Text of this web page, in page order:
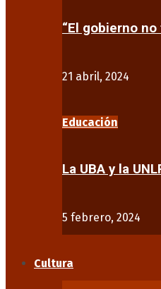
“El gobierno
21 abril, 2024
Educación
La UBA y la
5 febrero, 2024
Cultura